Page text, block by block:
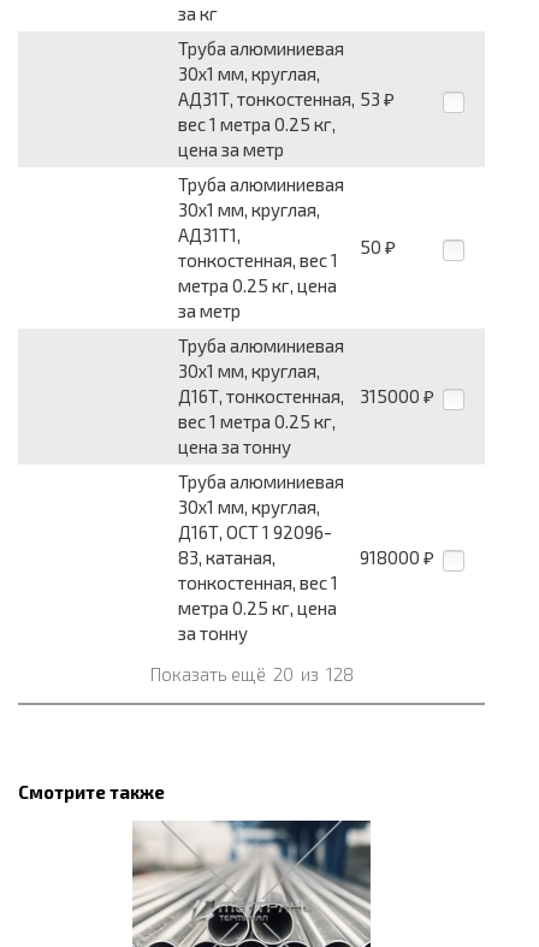
за кг
Труба алюминиевая
30x1 мм, круглая,
АД31Т, тонкостенная,
вес 1 метра 0.25 кг,
цена за метр
53 ₽
Труба алюминиевая
30x1 мм, круглая,
АД31Т1,
тонкостенная, вес 1
метра 0.25 кг, цена
за метр
50 ₽
Труба алюминиевая
30x1 мм, круглая,
Д16Т, тонкостенная,
вес 1 метра 0.25 кг,
цена за тонну
315000 ₽
Труба алюминиевая
30x1 мм, круглая,
Д16Т, ОСТ 1 92096-
83, катаная,
тонкостенная, вес 1
метра 0.25 кг, цена
за тонну
918000 ₽
Показать ещё 20 из 128
Смотрите также